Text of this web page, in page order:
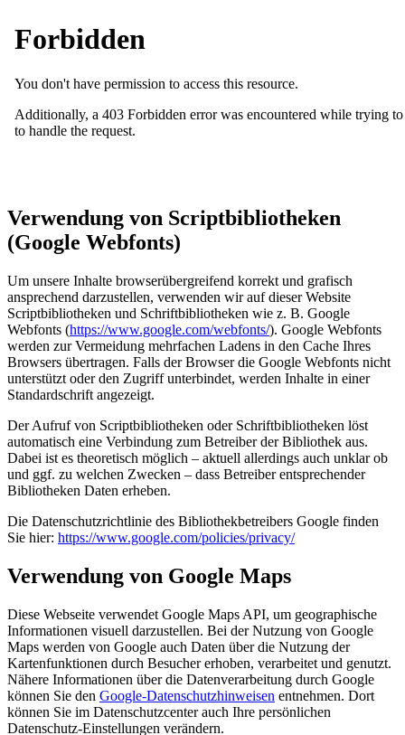
Verwendung von Scriptbibliotheken
(Google Webfonts)
Um unsere Inhalte browserübergreifend korrekt und grafisch
ansprechend darzustellen, verwenden wir auf dieser Website
Scriptbibliotheken und Schriftbibliotheken wie z. B. Google
Webfonts (https://www.google.com/webfonts/). Google Webfonts
werden zur Vermeidung mehrfachen Ladens in den Cache Ihres
Browsers übertragen. Falls der Browser die Google Webfonts nicht
unterstützt oder den Zugriff unterbindet, werden Inhalte in einer
Standardschrift angezeigt.
Der Aufruf von Scriptbibliotheken oder Schriftbibliotheken löst
automatisch eine Verbindung zum Betreiber der Bibliothek aus.
Dabei ist es theoretisch möglich – aktuell allerdings auch unklar ob
und ggf. zu welchen Zwecken – dass Betreiber entsprechender
Bibliotheken Daten erheben.
Die Datenschutzrichtlinie des Bibliothekbetreibers Google finden
Sie hier: https://www.google.com/policies/privacy/
Verwendung von Google Maps
Diese Webseite verwendet Google Maps API, um geographische
Informationen visuell darzustellen. Bei der Nutzung von Google
Maps werden von Google auch Daten über die Nutzung der
Kartenfunktionen durch Besucher erhoben, verarbeitet und genutzt.
Nähere Informationen über die Datenverarbeitung durch Google
können Sie den Google-Datenschutzhinweisen entnehmen. Dort
können Sie im Datenschutzcenter auch Ihre persönlichen
Datenschutz-Einstellungen verändern.